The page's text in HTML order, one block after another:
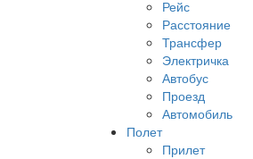
Рейс
Расстояние
Трансфер
Электричка
Автобус
Проезд
Автомобиль
Полет
Прилет